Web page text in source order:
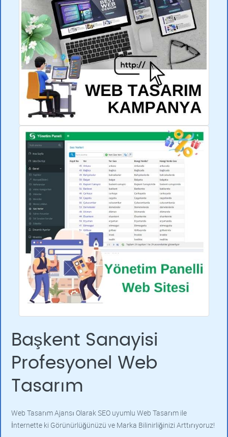
Başkent Sanayisi
Profesyonel Web
Tasarım
Web Tasarım Ajansı Olarak SEO uyumlu Web Tasarım ile
İnternette ki Görünürlüğünüzü ve Marka Bilinirliğinizi Arttırıyoruz!